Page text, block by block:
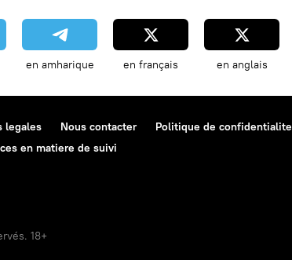
en amharique en français en anglais
legales Nous contacter Politique de confidentialite
en matiere de suivi
18+